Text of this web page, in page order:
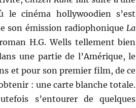
le cinéma hollywoodien s’est
son émission radiophonique La
H.G. Wells tellement bien
une partie de l’Amérique, le
et pour son premier film, de ce
: une carte blanche totale.
s’entourer de quelques